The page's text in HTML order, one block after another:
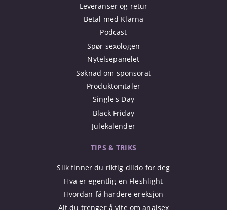
Leveranser og retur
Betal med Klarna
Podcast
Spør sexologen
Nytelsepanelet
Søknad om sponsorat
Produktomtaler
Single's Day
Black Friday
Julekalender
TIPS & TRIKS
Slik finner du riktig dildo for deg
Hva er egentlig en Fleshlight
Hvordan få hardere ereksjon
Alt du trenger å vite om analsex